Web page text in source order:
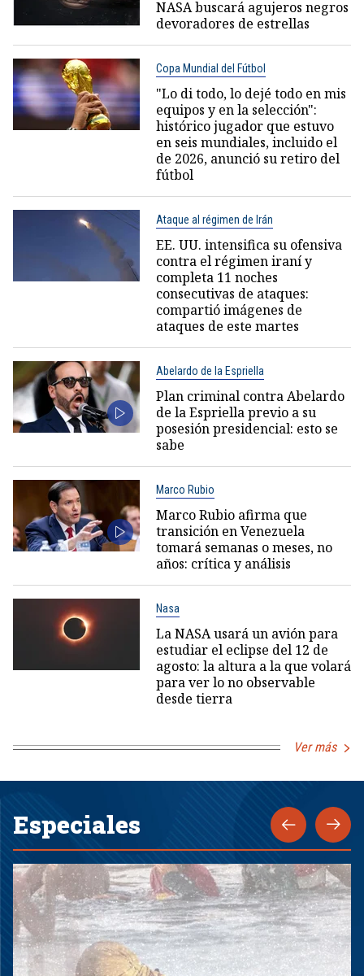
NASA buscará agujeros negros
devoradores de estrellas
Copa Mundial del Fútbol
"Lo di todo, lo dejé todo en mis
equipos y en la selección":
histórico jugador que estuvo
en seis mundiales, incluido el
de 2026, anunció su retiro del
fútbol
Ataque al régimen de Irán
EE. UU. intensifica su ofensiva
contra el régimen iraní y
completa 11 noches
consecutivas de ataques:
compartió imágenes de
ataques de este martes
Abelardo de la Espriella
Plan criminal contra Abelardo
de la Espriella previo a su
posesión presidencial: esto se
sabe
Marco Rubio
Marco Rubio afirma que
transición en Venezuela
tomará semanas o meses, no
años: crítica y análisis
Nasa
La NASA usará un avión para
estudiar el eclipse del 12 de
agosto: la altura a la que volará
para ver lo no observable
desde tierra
Ver más
Especiales